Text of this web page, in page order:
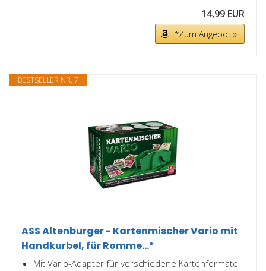
14,99 EUR
*Zum Angebot »
BESTSELLER NR. 7
ASS Altenburger - Kartenmischer Vario mit
Handkurbel, für Romme...*
Mit Vario-Adapter für verschiedene Kartenformate